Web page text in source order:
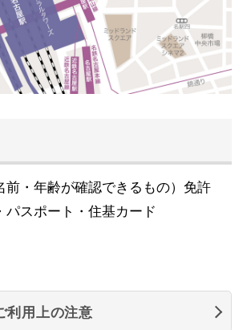
前・年齢が確認できるもの）免許
パスポート・住基カード
利用上の注意